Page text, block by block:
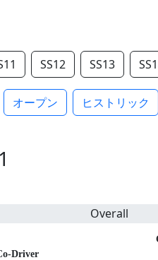
SS12 SS13
オープン ヒストリック
Overall
Driver